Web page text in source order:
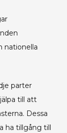
nationella
parter
till att
Dessa
ha tillgång till